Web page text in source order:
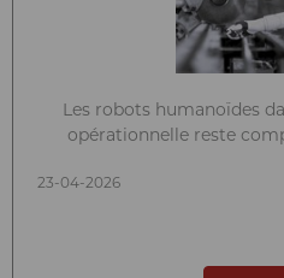
Les robots humanoïdes
opérationnelle reste
23-04-2026